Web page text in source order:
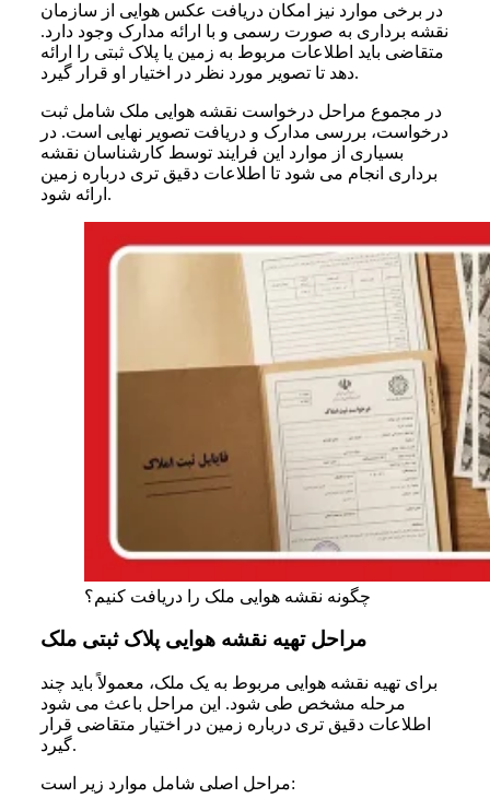
در برخی موارد نیز امکان دریافت عکس هوایی از سازمان
نقشه‌ برداری به صورت رسمی و با ارائه مدارک وجود دارد.
متقاضی باید اطلاعات مربوط به زمین یا پلاک ثبتی را ارائه
دهد تا تصویر مورد نظر در اختیار او قرار گیرد.
در مجموع مراحل درخواست نقشه هوایی ملک شامل ثبت
درخواست، بررسی مدارک و دریافت تصویر نهایی است. در
بسیاری از موارد این فرایند توسط کارشناسان نقشه‌
برداری انجام می‌ شود تا اطلاعات دقیق‌ تری درباره زمین
ارائه شود.
چگونه نقشه هوایی ملک را دریافت کنیم؟
مراحل تهیه نقشه هوایی پلاک ثبتی ملک
برای تهیه نقشه هوایی مربوط به یک ملک، معمولاً باید چند
مرحله مشخص طی شود. این مراحل باعث می‌ شود
اطلاعات دقیق‌ تری درباره زمین در اختیار متقاضی قرار
گیرد.
مراحل اصلی شامل موارد زیر است: